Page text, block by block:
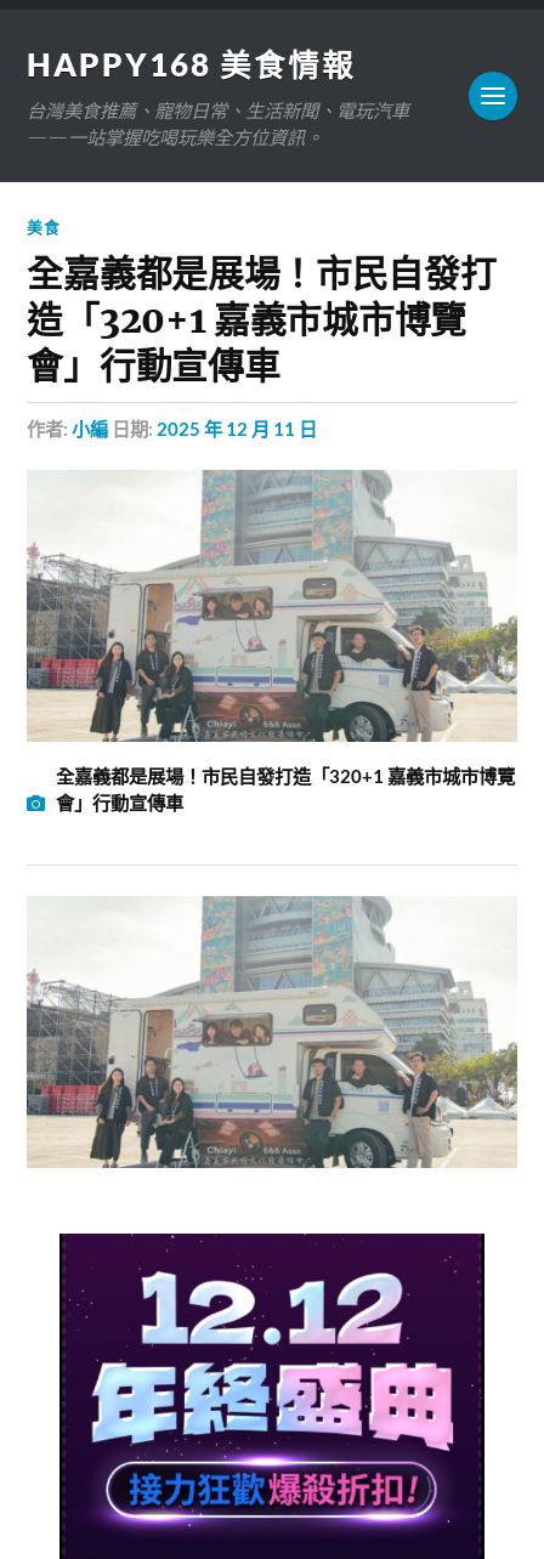
HAPPY168 美食情報
台灣美食推薦、寵物日常、生活新聞、電玩汽車
——一站掌握吃喝玩樂全方位資訊。
美食
全嘉義都是展場！市民自發打
造「320+1 嘉義市城市博覽
會」行動宣傳車
作者:小編 日期: 2025 年 12 月 11 日
全嘉義都是展場！市民自發打造「320+1 嘉義市城市博覽
會」行動宣傳車